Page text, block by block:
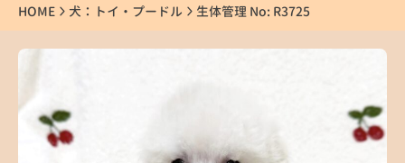
HOME 犬：トイ・プードル 生体管理 No: R3725